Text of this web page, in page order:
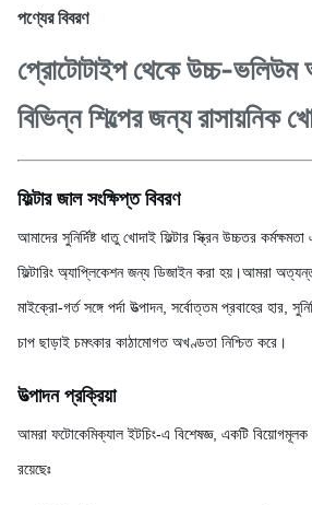
পণ্যের বিবরণ
প্রোটোটাইপ থেকে উচ্চ-ভলিউম
বিভিন্ন শিল্পের জন্য রাসায়নিক
ফিল্টার জাল সংক্ষিপ্ত বিবরণ
আমাদের সুনির্দিষ্ট ধাতু খোদাই ফিল্টার স্ক্রিন উচ্চতর
ফিল্টারিং অ্যাপ্লিকেশন জন্য ডিজাইন করা হয়।আমরা
মাইক্রো-গর্ত সঙ্গে পর্দা উত্পাদন, সর্বোত্তম প্রবাহের হার,
চাপ ছাড়াই চমৎকার কাঠামোগত অখণ্ডতা নিশ্চিত করে।
উত্পাদন প্রক্রিয়া
আমরা ফটোকেমিক্যাল ইটচিং-এ বিশেষজ্ঞ, একটি
রয়েছেঃ